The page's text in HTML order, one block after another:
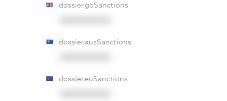
dossier.gbSanctions
dossier.ausSanctions
dossier.euSanctions